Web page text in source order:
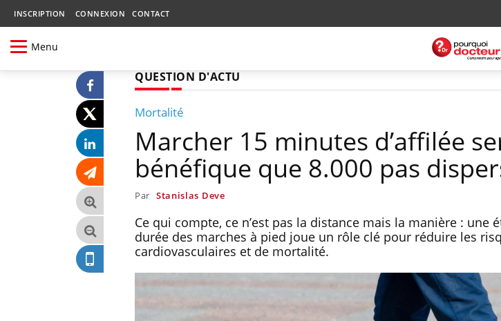
INSCRIPTION CONNEXION CONTACT
Menu
QUESTION D'ACTU
Mortalité
Marcher 15 minutes d’affilée
bénéfique que 8.000 pas
Par Stanislas Deve
Ce qui compte, ce n’est pas la distance mais la manière :
durée des marches à pied joue un rôle clé pour réduire les
cardiovasculaires et de mortalité.